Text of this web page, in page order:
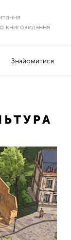
книговидання
Знайомитися